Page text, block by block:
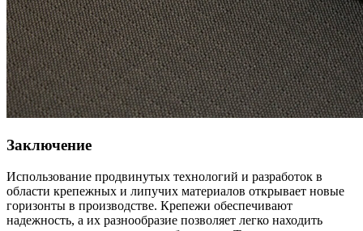
Заключение
Использование продвинутых технологий и разработок в
области крепежных и липучих материалов открывает новые
горизонты в производстве. Крепежи обеспечивают
надежность, а их разнообразие позволяет легко находить